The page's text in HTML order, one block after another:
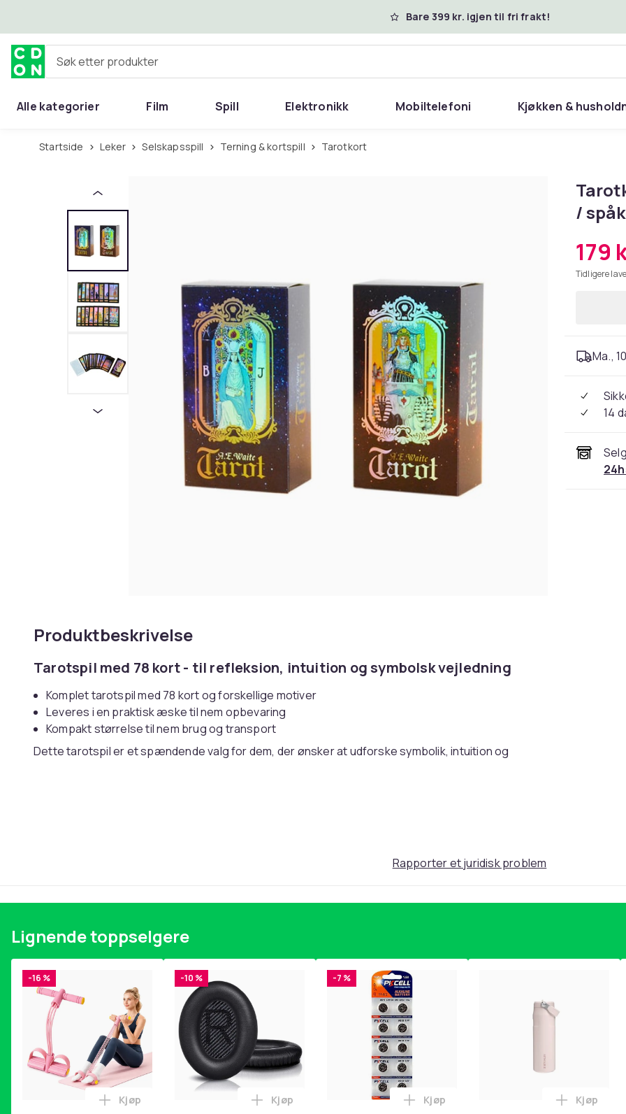
Bare 399 kr. igjen til fri frakt!
Søk etter produkter
Alle kategorier Film Spill Elektronikk Mobiltelefoni Kjøkken &
Startside Leker Selskapsspill Terning & kortspill Tarotkort
Produktbeskrivelse
Tarotspil med 78 kort - til refleksion, intuition og symbolsk vejledning
Komplet tarotspil med 78 kort og forskellige motiver
Leveres i en praktisk æske til nem opbevaring
Kompakt størrelse til nem brug og transport
Dette tarotspil er et spændende valg for dem, der ønsker at udforske symbolik, intuition og
/
179
Tidligere
Ma.,
14
Rapporter et juridisk problem
Lignende toppselgere
-16 %
Legg Magetrener, 6-rørs fotpedal motstandsbånd - mage- og kjernetrening, yoga og
Kjøp
-10 %
Legg Øreputer for Bose QC35 I/II, QC25, QC15, QC 2 AE 2, AE 2i, AE 2w,
Kjøp
-7 %
Legg Batteri AG10 / LR1130 / LR54 / 189
Kjøp Legg
Kjøp